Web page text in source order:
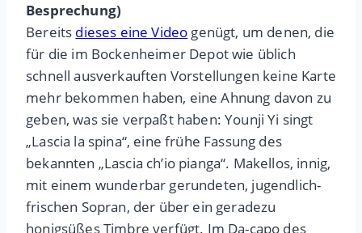
Besprechung)
Bereits dieses eine Video genügt, um denen, die
für die im Bockenheimer Depot wie üblich
schnell ausverkauften Vorstellungen keine Karte
mehr bekommen haben, eine Ahnung davon zu
geben, was sie verpaßt haben: Younji Yi singt
„Lascia la spina“, eine frühe Fassung des
bekannten „Lascia ch’io pianga“. Makellos, innig,
mit einem wunderbar gerundeten, jugendlich-
frischen Sopran, der über ein geradezu
honigsüßes Timbre verfügt. Im Da-capo des